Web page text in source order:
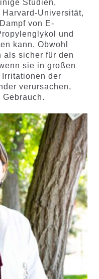
Studien,
Universität,
von E-
und
kann. Obwohl
als sicher für den
sie in großen
Irritationen der
verursachen,